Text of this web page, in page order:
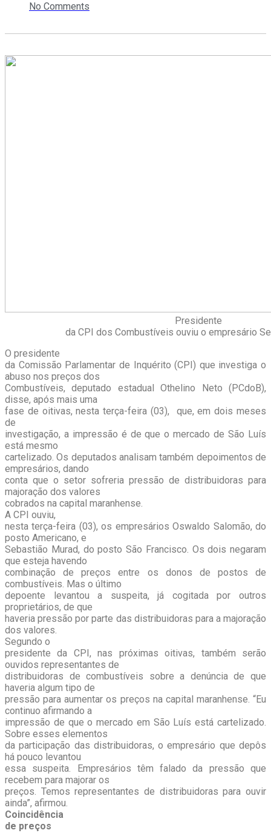
No Comments
Presidente
da CPI dos Combustíveis ouviu o empresário
O presidente
da Comissão Parlamentar de Inquérito (CPI) que investiga o
abuso nos preços dos
Combustíveis, deputado estadual Othelino Neto (PCdoB),
disse, após mais uma
fase de oitivas, nesta terça-feira (03), que, em dois meses
de
investigação, a impressão é de que o mercado de São Luís
está mesmo
cartelizado. Os deputados analisam também depoimentos de
empresários, dando
conta que o setor sofreria pressão de distribuidoras para
majoração dos valores
cobrados na capital maranhense.
A CPI ouviu,
nesta terça-feira (03), os empresários Oswaldo Salomão, do
posto Americano, e
Sebastião Murad, do posto São Francisco. Os dois negaram
que esteja havendo
combinação de preços entre os donos de postos de
combustíveis. Mas o último
depoente levantou a suspeita, já cogitada por outros
proprietários, de que
haveria pressão por parte das distribuidoras para a majoração
dos valores.
Segundo o
presidente da CPI, nas próximas oitivas, também serão
ouvidos representantes de
distribuidoras de combustíveis sobre a denúncia de que
haveria algum tipo de
pressão para aumentar os preços na capital maranhense. “Eu
continuo afirmando a
impressão de que o mercado em São Luís está cartelizado.
Sobre esses elementos
da participação das distribuidoras, o empresário que depôs
há pouco levantou
essa suspeita. Empresários têm falado da pressão que
recebem para majorar os
preços. Temos representantes de distribuidoras para ouvir
ainda”, afirmou.
Coincidência
de preços